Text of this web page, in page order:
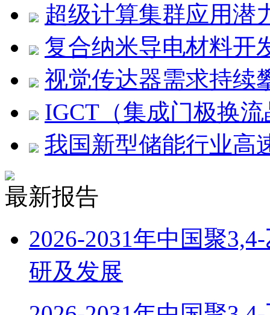
超级计算集群应用潜
复合纳米导电材料开
视觉传达器需求持续
IGCT（集成门极换
我国新型储能行业高
最新报告
2026-2031年中国聚
研及发展